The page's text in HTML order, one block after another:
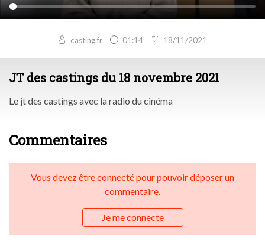
casting.fr 01:14 18/11/2021
JT des castings du 18 novembre 2021
Le jt des castings avec la radio du cinéma
Commentaires
Vous devez être connecté pour pouvoir déposer un
commentaire.
Je me connecte